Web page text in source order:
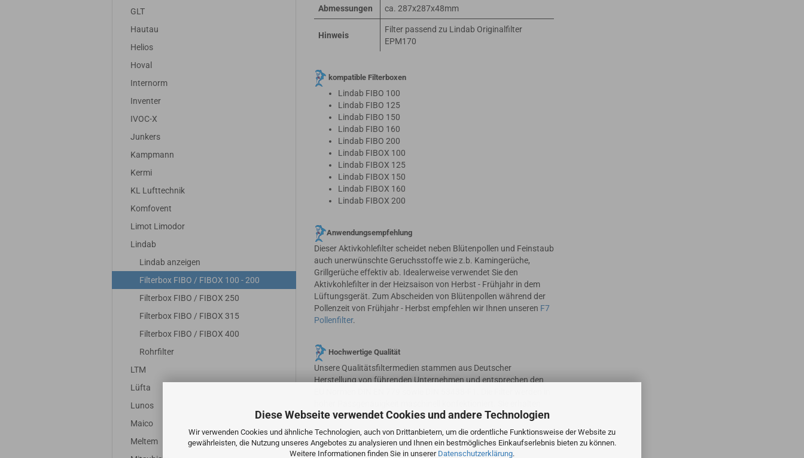
Diese Webseite verwendet Cookies und andere Technologien
Wir verwenden Cookies und ähnliche Technologien, auch von Drittanbietern, um die ordentliche Funktionsweise der Website zu
gewährleisten, die Nutzung unseres Angebotes zu analysieren und Ihnen ein bestmögliches Einkaufserlebnis bieten zu können.
Weitere Informationen finden Sie in unserer Datenschutzerklärung.
Abmessungen ca. 287x287x48mm
Hinweis
Filter passend zu Lindab Originalfilter
EPM170
kompatible Filterboxen
Lindab FIBO 100
Lindab FIBO 125
Lindab FIBO 150
Lindab FIBO 160
Lindab FIBO 200
Lindab FIBOX 100
Lindab FIBOX 125
Lindab FIBOX 150
Lindab FIBOX 160
Lindab FIBOX 200
Anwendungsempfehlung
Dieser Aktivkohlefilter scheidet neben Blütenpollen und Feinstaub
auch unerwünschte Geruchsstoffe wie z.b. Kamingerüche,
Grillgerüche effektiv ab. Idealerweise verwendet Sie den
Aktivkohlefilter in der Heizsaison von Herbst - Frühjahr in dem
Lüftungsgerät. Zum Abscheiden von Blütenpollen während der
Pollenzeit von Frühjahr - Herbst empfehlen wir Ihnen unseren F7
Pollenfilter.
Hochwertige Qualität
Unsere Qualitätsfiltermedien stammen aus Deutscher
Herstellung von führenden Unternehmen und entsprechen den
also hochwertige Produkte zu fairen Preisen.
Progressiver Tiefenaufbau
GLT
Hautau
Helios
Hoval
Internorm
Inventer
IVOC-X
Junkers
Kampmann
Kermi
KL Lufttechnik
Komfovent
Limot Limodor
Lindab
Lindab anzeigen
Filterbox FIBO / FIBOX 100 - 200
Filterbox FIBO / FIBOX 250
Filterbox FIBO / FIBOX 315
Filterbox FIBO / FIBOX 400
Rohrfilter
LTM
Lüfta
Lunos
Maico
Meltem